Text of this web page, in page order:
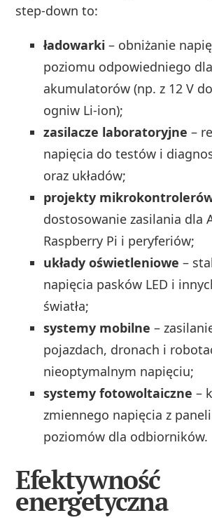
step-down to:
ładowarki – obniżanie
poziomu odpowiedniego dla
akumulatorów (np. z 12 V
ogniw Li‑ion);
zasilacze laboratoryjne –
napięcia do testów i
oraz układów;
projekty
dostosowanie zasilania dla
Raspberry Pi i peryferiów;
układy oświetleniowe –
napięcia pasków LED i
światła;
systemy mobilne –
pojazdach, dronach i
nieoptymalnym napięciu;
systemy fotowoltaiczne –
zmiennego napięcia z
poziomów dla odbiorników.
Efektywność
energetyczna